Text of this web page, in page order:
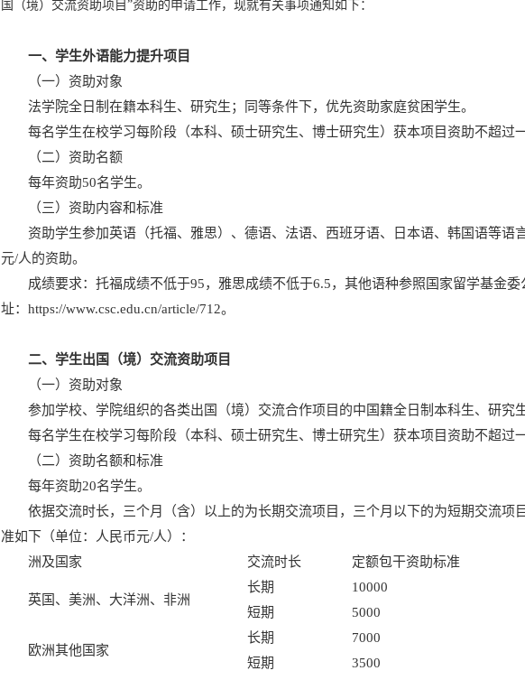
国（境）交流资助项目”资助的申请工作，现就有关事项通知如下：
一、学生外语能力提升项目
（一）资助对象
法学院全日制在籍本科生、研究生；同等条件下，优先资助家庭贫困学生。
每名学生在校学习每阶段（本科、硕士研究生、博士研究生）获本项目资助不超过一
（二）资助名额
每年资助50名学生。
（三）资助内容和标准
资助学生参加英语（托福、雅思）、德语、法语、西班牙语、日本语、韩国语等语
元/人的资助。
成绩要求：托福成绩不低于95，雅思成绩不低于6.5，其他语种参照国家留学基金
址： https://www.csc.edu.cn/article/712。
二、学生出国（境）交流资助项目
（一）资助对象
参加学校、学院组织的各类出国（境）交流合作项目的中国籍全日制本科生、研究生
每名学生在校学习每阶段（本科、硕士研究生、博士研究生）获本项目资助不超过一
（二）资助名额和标准
每年资助20名学生。
依据交流时长，三个月（含）以上的为长期交流项目，三个月以下的为短期交流项
准如下（单位：人民币元/人）：
洲及国家
交流时长 定额包干资助标准
英国、美洲、大洋洲、非洲
长期
10000
短期
5000
欧洲其他国家
长期
7000
短期
3500